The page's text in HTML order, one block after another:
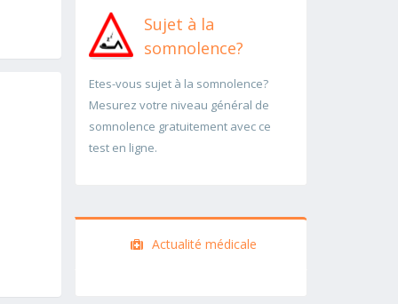
Sujet à la
somnolence?
Etes-vous sujet à la somnolence?
Mesurez votre niveau général de
somnolence gratuitement avec ce
test en ligne.
Actualité médicale